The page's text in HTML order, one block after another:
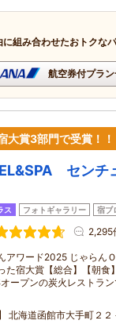
組み合わせたおトクな
航空券付プラ
大賞3部門で受賞！！
センチ
ス フォトギャラリー 宿ブ
2,295
アワード2025 じゃらん
た宿大賞【総合】【朝
ープンの炭火レストラ
北海道函館市大手町２２